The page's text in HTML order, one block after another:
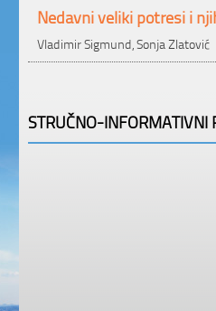
Nedavni veliki potresi i
Vladimir Sigmund, Sonja Zlatović
STRUČNO-INFORMATIVNI